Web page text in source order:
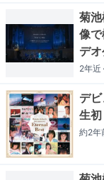
菊
像
デオ
2年近
デ
生
約2年